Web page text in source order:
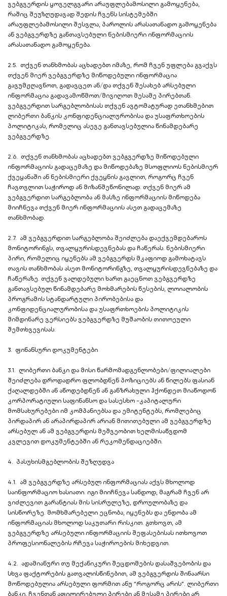
ვებგვერდის ყოველგვარი არაუფლებამოსილი გამოყენება,
რაშიც შეუზღუდავად შედის ჩვენს სისტემებში
არაუფლებამოსილი შესვლა, პაროლის არასათანადო გამოყენება
ან ვებგვერდზე განთავსებული ნებისმიერი ინფორმაციის
არასათანადო გამოყენება.
2.5. თქვენ თანხმობას აცხადებთ იმაზე, რომ ჩვენ უფლება გვაქვს
თქვენ მიერ ვებგვერდზე მიწოდებული ინფორმაცია
გავუმჟღავნოთ, გადავცეთ ან/და თქვენ შესახებ არსებული
ინფორმაცია გადავამოწმოთ/მივიღოთ მესამე პირებთან.
ვებგვერდით სარგებლობისას თქვენ ავტომატურად ეთანხმებით
ლიბერთი ბანკის კონფიდენციალურობისა და უსაფრთხოების
პოლიტიკას, რომელიც ასევე განთავსებულია წინამდებარე
ვებგვერდზე.
2.6. თქვენ თანხმობას აცხადებთ ვებგვერდზე მიწოდებული
ინფორმაციის გადაცემაზე და მიწოდებაზე მსოფლიოს ნებისმიერ
ქვეყანაში ან ნებისმიერი ქვეყნის გავლით, როგორც ჩვენ
ჩავთვლით საჭიროდ ან მიზანშეწონილად. თქვენ მიერ ამ
ვებგვერდით სარგებლობა ან მასზე ინფორმაციის მიწოდება
მიიჩნევა თქვენ მიერ ინფორმაციის ასეთ გადაცემაზე
თანხმობად.
2.7. ამ ვებგვერდით სარგებლობა შეიძლება დაექვემდებაროს
მონიტორინგს, თვალყურისდევნებას და ჩაწერას. ნებისმიერი
პირი, რომელიც იყენებს ამ ვებგვერდს მკაფიოდ გამოხატავს
თავის თანხმობას ასეთ მონიტორინგზე, თვალყურისდევნებაზე და
ჩაწერაზე. თქვენ ვალდებული ხართ გაეცნოთ ვებგვერდზე
განთავსებულ წინამდებარე მოხმარების წესების, ლოიალობის
პროგრამის სტანდარტული პირობებისა და
კონფიდენციალურობისა და უსაფრთხოების პოლიტიკის
მიმდინარე ვერსიებს ვებგვერდზე მუშაობის თითოეული
შემთხვევისას.
3. ფინანსური დოკუმენტები
3.1. ლიბერთი ბანკი და მისი წარმომადგენლობები/ფილიალები
შეიძლება დროდადრო ფლობდნენ პოზიციებს ან წილებს ფასიან
ქაღალდებში ან აწოდებდნენ ან განზრახული ჰქონდეთ მიაწოდონ
კორპორატიული საფინანსო და სასესხო -კაპიტალური
მომსახურებები იმ კომპანიებსა და ემიტენტებს, რომლებიც
პირდაპირ ან არაპირდაპირ არიან მითითებული ამ ვებგვერდზე
არსებულ ან ამ ვებგვერდის მეშვეობით ხელმისაწვდომ
კვლევით დოკუმენტებში ან რეკომენდაციებში.
4. პასუხისმგებლობის შეზღუდვა
4.1. ამ ვებგვერდზე არსებულ ინფორმაციას აქვს მხოლოდ
საინფორმაციო ხასიათი. იგი მიიჩნევა სანდოდ, მაგრამ ჩვენ არ
ვიძლევით გარანტიას მის სისრულეზე, დროულობაზე და
სისწორეზე. მომხმარებელი ეცნობა, იყენებს და ენდობა ამ
ინფორმაციას მხოლოდ საკუთარი რისკით. გთხოვთ, ამ
ვებგვერდზე არსებული ინფორმაციის შეფასებისას ითხოვოთ
პროფესიონალების რჩევა საჭიროების მიხედვით.
4.2. ადამიანური თუ მექანიკური შეცდომების დასაშვებობის და
სხვა ფაქტორების გათვალისწინებით, ამ ვებგვერდის შინაარსი
მოწოდებულია არსებული ფორმით ანუ “როგორც არის”. ლიბერთი
ბანკი, ჩვენთან აფილირებული პირები ან მესამე პირები არ